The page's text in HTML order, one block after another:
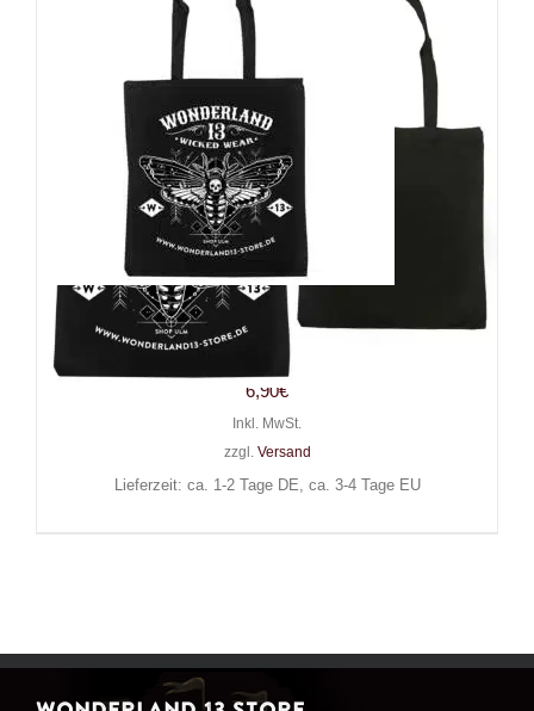
Wonderland 13 Stofftasche
Mystic Moth
6,90€
Inkl. MwSt.
zzgl. Versand
Lieferzeit: ca. 1-2 Tage DE, ca. 3-4 Tage EU